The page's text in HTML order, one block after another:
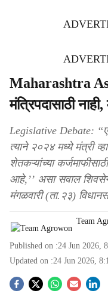
Maharashtra
मंत्रिपदासाठी
Legislative Debate:
त्याने २०२४ मध्ये मंत्री
शेतकऱ्यांच्या
आहे,’’ असा सवाल
मंगळवारी (ता.२३)
Team
Published on :24 Jun 2026,
Updated on :24 Jun 2026,
S